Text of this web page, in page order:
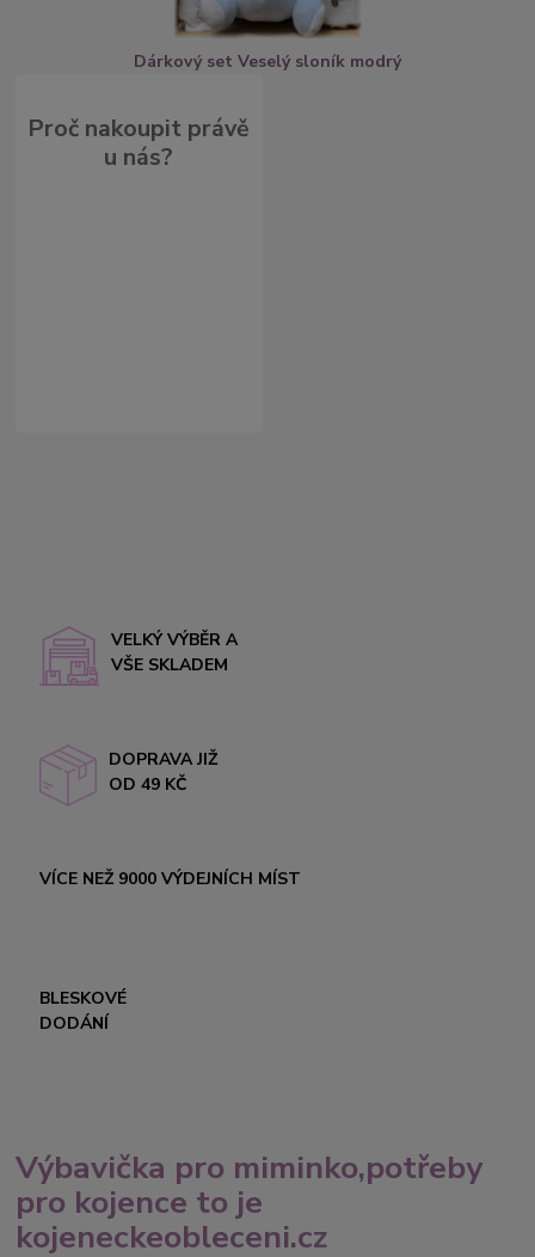
Dárkový set Veselý sloník modrý
Proč nakoupit právě
u nás?
VELKÝ VÝBĚR A
VŠE SKLADEM
DOPRAVA JIŽ
OD 49 KČ
VÍCE NEŽ 9000 VÝDEJNÍCH MÍST
BLESKOVÉ
DODÁNÍ
Výbavička pro miminko,potřeby
pro kojence to je
kojeneckeobleceni.cz